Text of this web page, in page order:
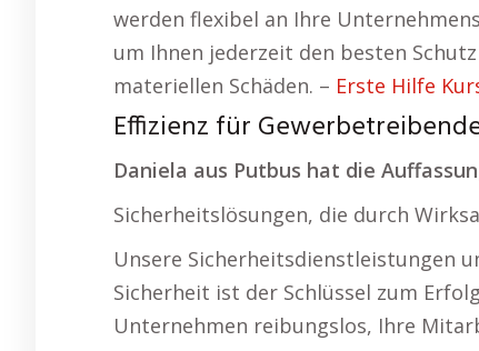
werden flexibel an Ihre
um Ihnen jederzeit den besten
materiellen Schäden. – Erste Hilfe
Effizienz für
Daniela aus Putbus hat die
Sicherheitslösungen, die durch
Unsere Sicherheitsdienstleistungen
Sicherheit ist der Schlüssel zum
Unternehmen reibungslos, Ihre